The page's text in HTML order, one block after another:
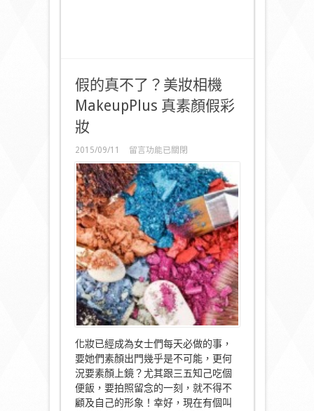
假的真不了？美妝相機
MakeupPlus 真素顏假彩
妝
2015/09/11
在
〈假
的
真
不
了？
美
妝
相
機
MakeupPlus
真
素
顏
假
彩
妝〉
中
留言功能已關閉
化妝已經成為女士們每天必做的事，
要她們素顏出門幾乎是不可能，更何
況要素顏上鏡？尤其跟三五知己吃個
便飯，要拍照留念的一刻，就不得不
顧及自己的形象！幸好，現在有個叫